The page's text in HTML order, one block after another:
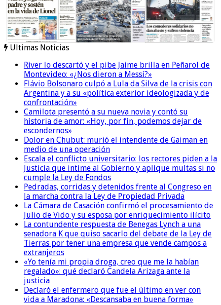
Ultimas Noticias
River lo descartó y el pibe Jaime brilla en Peñarol de
Montevideo: «¿Nos dieron a Messi?»
Flávio Bolsonaro culpó a Lula da Silva de la crisis con
Argentina y a su «política exterior ideologizada y de
confrontación»
Camilota presentó a su nueva novia y contó su
historia de amor: «Hoy, por fin, podemos dejar de
escondernos»
Dolor en Chubut: murió el intendente de Gaiman en
medio de una operación
Escala el conflicto universitario: los rectores piden a la
Justicia que intime al Gobierno y aplique multas si no
cumple la Ley de Fondos
Pedradas, corridas y detenidos frente al Congreso en
la marcha contra la Ley de Propiedad Privada
La Cámara de Casación confirmó el procesamiento de
Julio de Vido y su esposa por enriquecimiento ilícito
La contundente respuesta de Benegas Lynch a una
senadora K que quiso sacarlo del debate de la Ley de
Tierras por tener una empresa que vende campos a
extranjeros
«Yo tenía mi propia droga, creo que me la habían
regalado»: qué declaró Candela Arizaga ante la
justicia
Declaró el enfermero que fue el último en ver con
vida a Maradona: «Descansaba en buena forma»